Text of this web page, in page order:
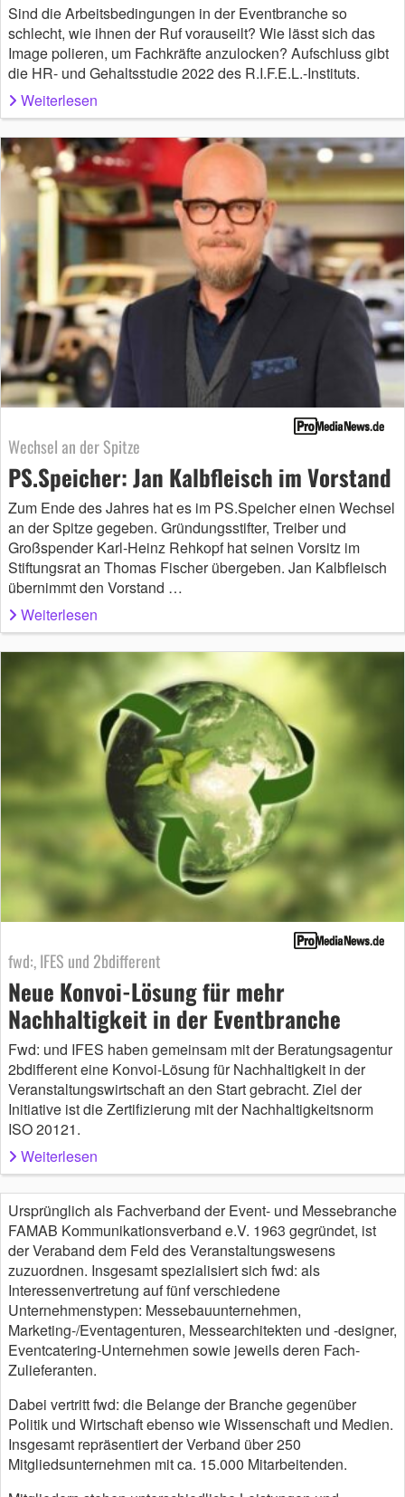
Sind die Arbeitsbedingungen in der Eventbranche so
schlecht, wie ihnen der Ruf vorauseilt? Wie lässt sich das
Image polieren, um Fachkräfte anzulocken? Aufschluss gibt
die HR- und Gehaltsstudie 2022 des R.I.F.E.L.-Instituts.
Weiterlesen
Wechsel an der Spitze
PS.Speicher: Jan Kalbfleisch im Vorstand
Zum Ende des Jahres hat es im PS.Speicher einen Wechsel
an der Spitze gegeben. Gründungsstifter, Treiber und
Großspender Karl-Heinz Rehkopf hat seinen Vorsitz im
Stiftungsrat an Thomas Fischer übergeben. Jan Kalbfleisch
übernimmt den Vorstand …
Weiterlesen
fwd:, IFES und 2bdifferent
Neue Konvoi-Lösung für mehr
Nachhaltigkeit in der Eventbranche
Fwd: und IFES haben gemeinsam mit der Beratungsagentur
2bdifferent eine Konvoi-Lösung für Nachhaltigkeit in der
Veranstaltungswirtschaft an den Start gebracht. Ziel der
Initiative ist die Zertifizierung mit der Nachhaltigkeitsnorm
ISO 20121.
Weiterlesen
Ursprünglich als Fachverband der Event- und Messebranche
FAMAB Kommunikationsverband e.V. 1963 gegründet, ist
der Veraband dem Feld des Veranstaltungswesens
zuzuordnen. Insgesamt spezialisiert sich fwd: als
Interessenvertretung auf fünf verschiedene
Unternehmenstypen: Messebauunternehmen,
Marketing-/Eventagenturen, Messearchitekten und -designer,
Eventcatering-Unternehmen sowie jeweils deren Fach-
Zulieferanten.
Dabei vertritt fwd: die Belange der Branche gegenüber
Politik und Wirtschaft ebenso wie Wissenschaft und Medien.
Insgesamt repräsentiert der Verband über 250
Mitgliedsunternehmen mit ca. 15.000 Mitarbeitenden.